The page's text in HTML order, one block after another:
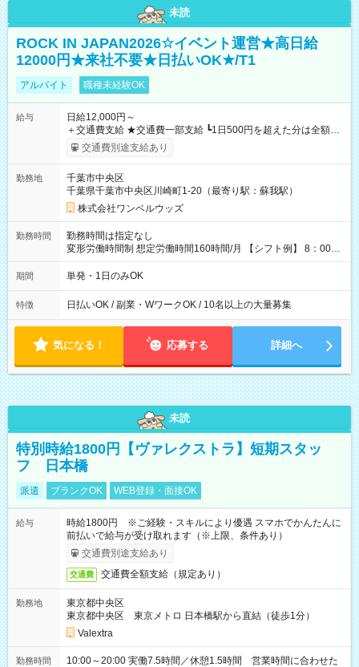
未読
ROCK IN JAPAN2026☆イベント運営★高日給
12000円★来社不要★日払いOK★/T1
アルバイト 職種未経験OK
給与
日給12,000円～
＋交通費支給 ★交通費一部支給 ┗1日500円を超えた分は全額支
給！ ※往復500円以内の方は自己負担となります ★日払いOK！
（規定あり） ┗働いたその日に現金GET♪ お仕事後はコンビニ
なし
交通費別途支給あり
勤務地
千葉市中央区
千葉県千葉市中央区川崎町1-20（最寄り駅：蘇我駅）
株式会社ワンベルウッズ
勤務時間
勤務時間は指定なし
変形労働時間制 想定労働時間160時間/月 【シフト例】 8：00～
17：00 9：00～19：00 10：00～20：00 10：30～19：30
期間 単発・1日のみOK
特徴 日払いOK / 副業・WワークOK / 10名以上の大量募集
気になる！ 応募する 詳細へ
未読
特別時給1800円【ヴァレクストラ】短期スタッ
フ 日本橋
派遣 ブランクOK WEB登録・面接OK
給与
時給1800円 ※ご経験・スキルにより優遇 スマホでかんたんに
前払いで給与が受け取れます（※上限、条件あり）
交通費別途支給あり
交通費 交通費全額支給（規定あり）
勤務地
東京都中央区
東京都中央区 東京メトロ 日本橋駅から直結（徒歩1分）
Valextra
勤務時間
10:00～20:00 実働7.5時間／休憩1.5時間 営業時間に合わせた